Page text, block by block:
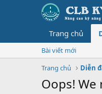
Trang chủ
Bài viết mới
Trang chủ
Diễn
Oops!